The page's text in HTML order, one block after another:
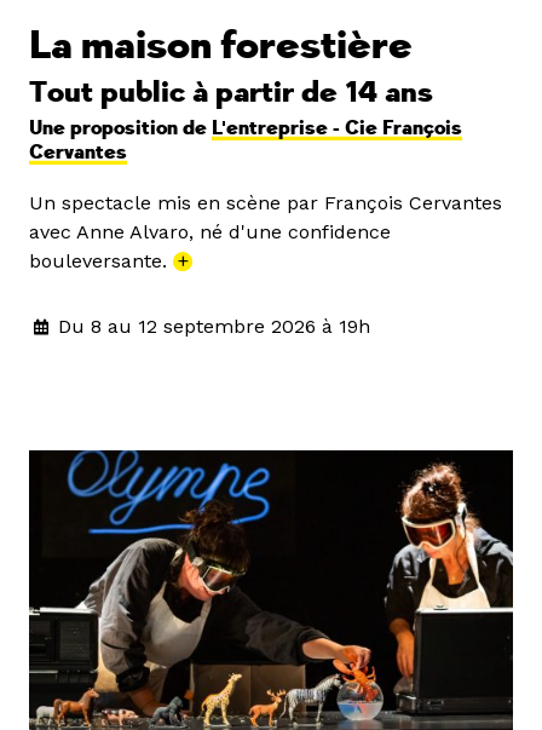
La maison forestière
Tout public à partir de 14 ans
Une proposition de L'entreprise - Cie François
Cervantes
Un spectacle mis en scène par François Cervantes
avec Anne Alvaro, né d'une confidence
bouleversante. +
Du 8 au 12 septembre 2026 à 19h